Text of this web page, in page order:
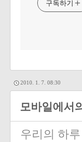
구독하기
2010. 1. 7. 08:30
모바일에서
우리의 하